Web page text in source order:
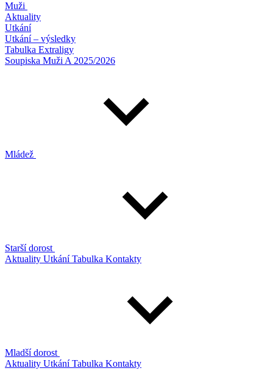
Muži
Aktuality
Utkání
Utkání – výsledky
Tabulka Extraligy
Soupiska Muži A 2025/2026
Mládež
Starší dorost
Aktuality UtkáníTabulka Kontakty
Mladší dorost
Aktuality UtkáníTabulka Kontakty